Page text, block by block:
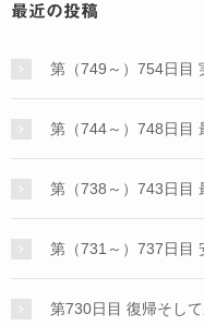
最近の投稿
第（749～）754日目
第（744～）748日目
第（738～）743日目
第（731～）737日目
第730日目 復帰そして